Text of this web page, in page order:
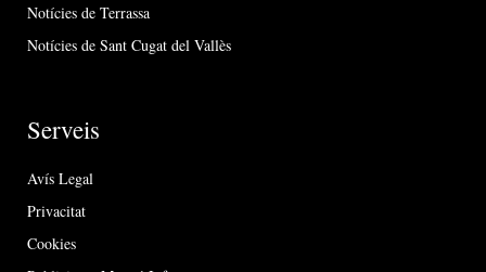
Notícies de Terrassa
Notícies de Sant Cugat del Vallès
Serveis
Avís Legal
Privacitat
Cookies